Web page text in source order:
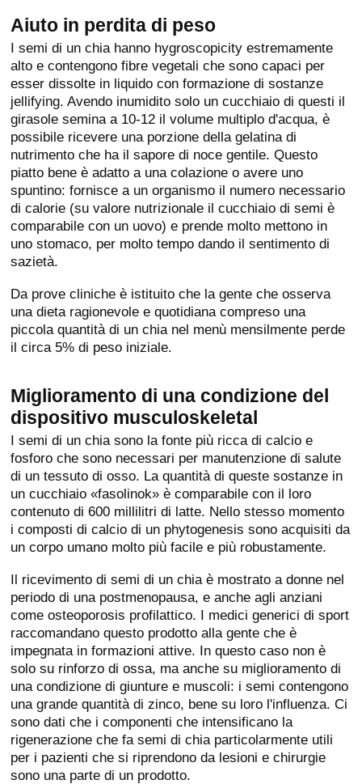
Aiuto in perdita di peso
I semi di un chia hanno hygroscopicity estremamente
alto e contengono fibre vegetali che sono capaci per
esser dissolte in liquido con formazione di sostanze
jellifying. Avendo inumidito solo un cucchiaio di questi il
girasole semina a 10-12 il volume multiplo d'acqua, è
possibile ricevere una porzione della gelatina di
nutrimento che ha il sapore di noce gentile. Questo
piatto bene è adatto a una colazione o avere uno
spuntino: fornisce a un organismo il numero necessario
di calorie (su valore nutrizionale il cucchiaio di semi è
comparabile con un uovo) e prende molto mettono in
uno stomaco, per molto tempo dando il sentimento di
sazietà.
Da prove cliniche è istituito che la gente che osserva
una dieta ragionevole e quotidiana compreso una
piccola quantità di un chia nel menù mensilmente perde
il circa 5% di peso iniziale.
Miglioramento di una condizione del
dispositivo musculoskeletal
I semi di un chia sono la fonte più ricca di calcio e
fosforo che sono necessari per manutenzione di salute
di un tessuto di osso. La quantità di queste sostanze in
un cucchiaio «fasolinok» è comparabile con il loro
contenuto di 600 millilitri di latte. Nello stesso momento
i composti di calcio di un phytogenesis sono acquisiti da
un corpo umano molto più facile e più robustamente.
Il ricevimento di semi di un chia è mostrato a donne nel
periodo di una postmenopausa, e anche agli anziani
come osteoporosis profilattico. I medici generici di sport
raccomandano questo prodotto alla gente che è
impegnata in formazioni attive. In questo caso non è
solo su rinforzo di ossa, ma anche su miglioramento di
una condizione di giunture e muscoli: i semi contengono
una grande quantità di zinco, bene su loro l'influenza. Ci
sono dati che i componenti che intensificano la
rigenerazione che fa semi di chia particolarmente utili
per i pazienti che si riprendono da lesioni e chirurgie
sono una parte di un prodotto.